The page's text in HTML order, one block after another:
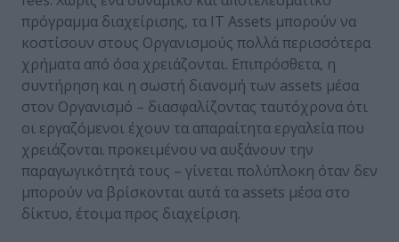
πρόγραμμα διαχείρισης, τα IT Assets μπορούν να
κοστίσουν στους Οργανισμούς πολλά περισσότερα
χρήματα από όσα χρειάζονται. Επιπρόσθετα, η
συντήρηση και η σωστή διανομή των assets μέσα
στον Οργανισμό – διασφαλίζοντας ταυτόχρονα ότι
οι εργαζόμενοι έχουν τα απαραίτητα εργαλεία που
χρειάζονται προκειμένου να αυξάνουν την
παραγωγικότητά τους – γίνεται πολύπλοκη όταν δεν
μπορούν να βρίσκονται αυτά τα assets μέσα στο
δίκτυο, έτοιμα προς διαχείριση.